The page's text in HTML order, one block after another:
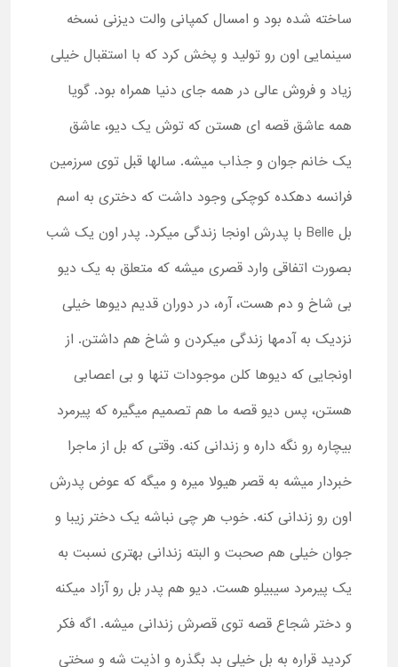
ساخته شده بود و امسال کمپانی والت دیزنی نسخه
سینمایی اون رو تولید و پخش کرد که با استقبال خیلی
زیاد و فروش عالی در همه جای دنیا همراه بود. گویا
همه عاشق قصه ای هستن که توش یک دیو، عاشق
یک خانم جوان و جذاب میشه. سالها قبل توی سرزمین
فرانسه دهکده کوچکی وجود داشت که دختری به اسم
بل Belle با پدرش اونجا زندگی میکرد. پدر اون یک شب
بصورت اتفاقی وارد قصری میشه که متعلق به یک دیو
بی شاخ و دم هست، آره، در دوران قدیم دیوها خیلی
نزدیک به آدمها زندگی میکردن و شاخ هم داشتن. از
اونجایی که دیوها کلن موجودات تنها و بی اعصابی
هستن، پس دیو قصه ما هم تصمیم میگیره که پیرمرد
بیچاره رو نگه داره و زندانی کنه. وقتی که بل از ماجرا
خبردار میشه به قصر هیولا میره و میگه که عوض پدرش
اون رو زندانی کنه. خوب هر چی نباشه یک دختر زیبا و
جوان خیلی هم صحبت و البته زندانی بهتری نسبت به
یک پیرمرد سیبیلو هست. دیو هم پدر بل رو آزاد میکنه
و دختر شجاع قصه توی قصرش زندانی میشه. اگه فکر
کردید قراره به بل خیلی بد بگذره و اذیت شه و سختی